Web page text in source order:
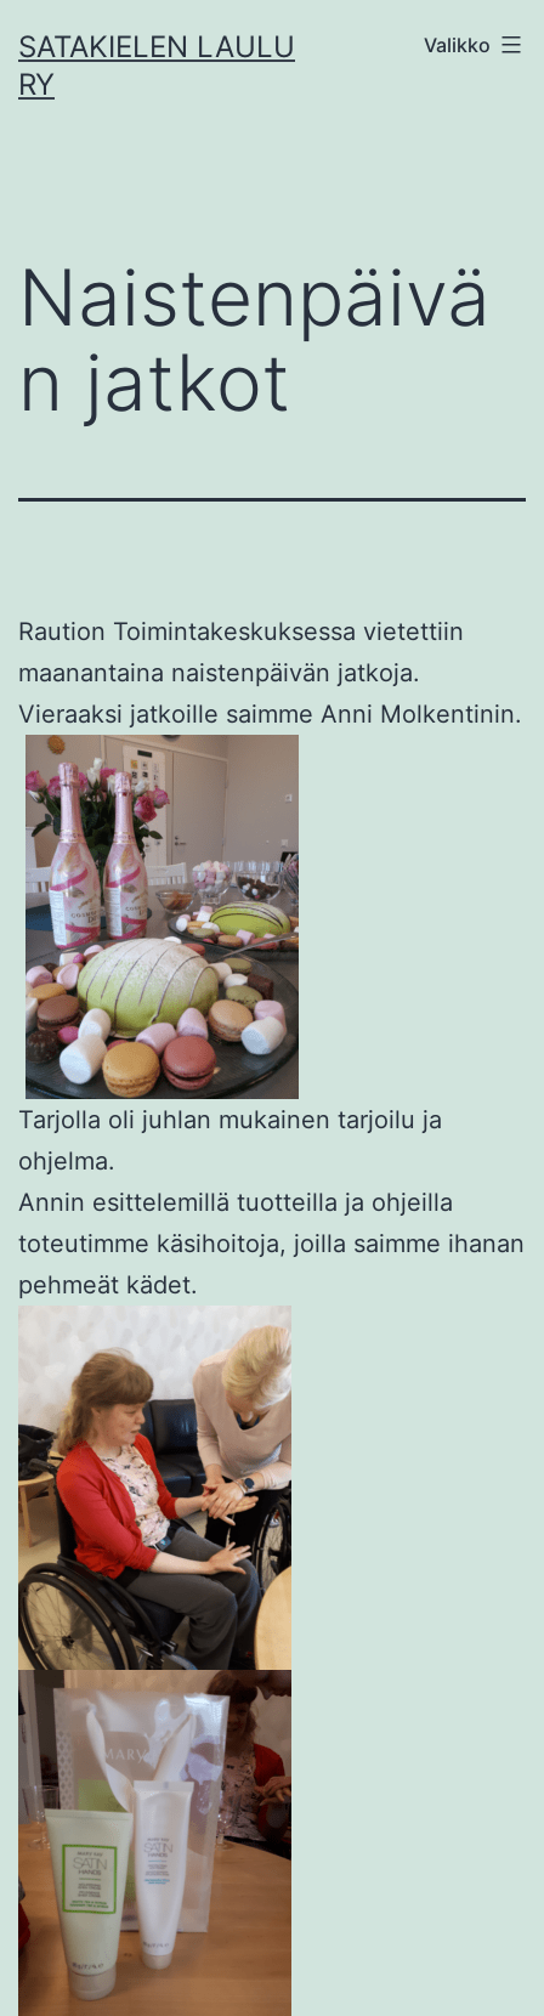
sisältöön
SATAKIELEN LAULU
RY
Valikko
Naistenpäivä
n jatkot
Raution Toimintakeskuksessa vietettiin
maanantaina naistenpäivän jatkoja.
Vieraaksi jatkoille saimme Anni Molkentinin.
Tarjolla oli juhlan mukainen tarjoilu ja
ohjelma.
Annin esittelemillä tuotteilla ja ohjeilla
toteutimme käsihoitoja, joilla saimme ihanan
pehmeät kädet.